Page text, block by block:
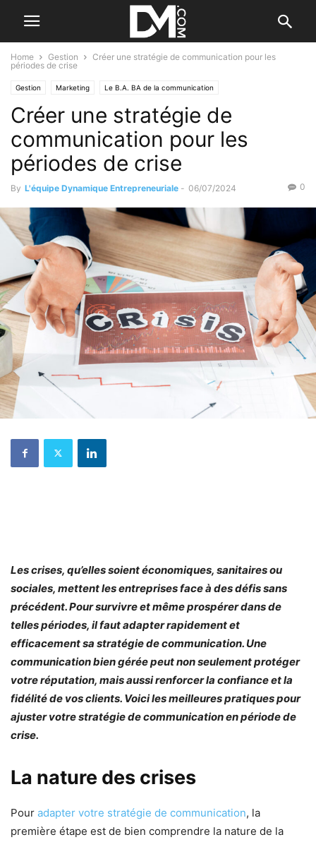
Home Gestion
Créer une stratégie de communication pour les
périodes de crise
Gestion Marketing Le B.A. BA de la communication
Le B.A. BA de la gestion Créer Le B.A. BA de la stratégie
Créer une stratégie de
communication pour les
périodes de crise
By L'équipe Dynamique Entrepreneuriale - 06/07/2024 0
Les crises, qu’elles soient économiques, sanitaires ou
sociales, mettent les entreprises face à des défis sans
précédent. Pour survivre et même prospérer dans de
telles périodes, il faut adapter rapidement et
efficacement sa stratégie de communication. Une
communication bien gérée peut non seulement protéger
votre réputation, mais aussi renforcer la confiance et la
fidélité de vos clients. Voici les meilleures pratiques pour
ajuster votre stratégie de communication en période de
crise.
La nature des crises
Pour adapter votre stratégie de communication, la
première étape est de bien comprendre la nature de la